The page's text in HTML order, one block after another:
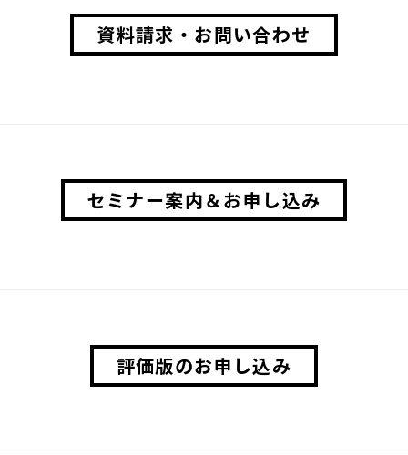
資料請求・お問い合わせ
セミナー案内＆お申し込み
評価版のお申し込み